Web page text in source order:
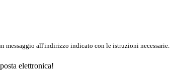
messaggio all'indirizzo indicato con le istruzioni necessarie.
elettronica!